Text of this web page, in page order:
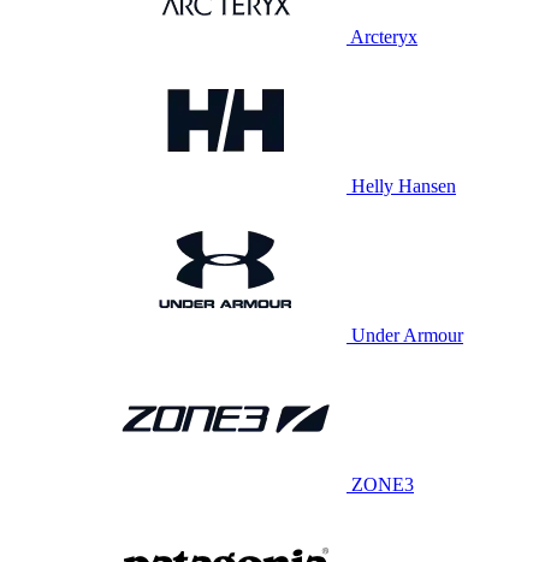
Arcteryx
Helly Hansen
Under Armour
ZONE3